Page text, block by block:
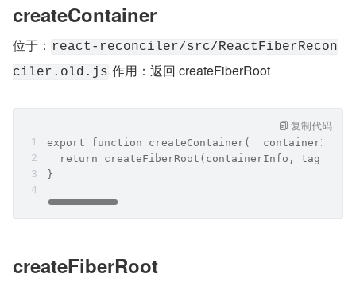
createContainer
位于： react-reconciler/src/ReactFiberRecon
ciler.old.js 作用：返回 createFiberRoot
export function createContainer(  containerInfo:
return createFiberRoot(containerInfo, tag,
}
复制代码
createFiberRoot